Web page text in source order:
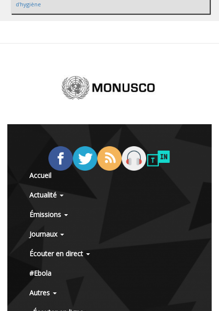
d'hygiène
Accueil
Actualité
Émissions
Journaux
Écouter en direct
#Ebola
Autres